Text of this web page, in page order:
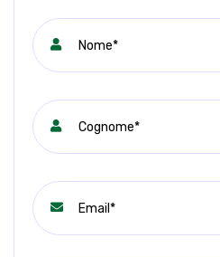
autonomo. La presente offerta
contrattuale. Offerta valida salvo il
Contatta l'agenzia